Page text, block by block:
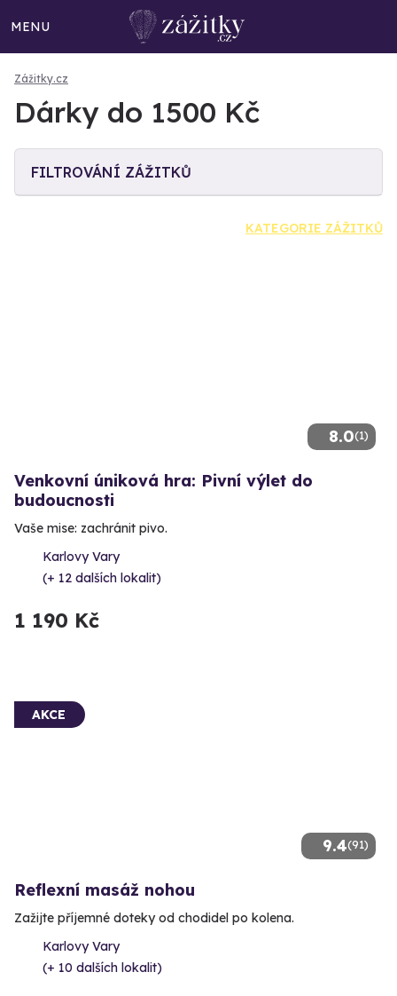
MENU
Zážitky.cz
Dárky do 1500 Kč
FILTROVÁNÍ ZÁŽITKŮ
KATEGORIE ZÁŽITKŮ
8.0(1)
Venkovní úniková hra: Pivní výlet do
budoucnosti
Vaše mise: zachránit pivo.
Karlovy Vary
(+ 12 dalších lokalit)
1 190 Kč
9.4(91)
AKCE
Reflexní masáž nohou
Zažijte příjemné doteky od chodidel po kolena.
Karlovy Vary
(+ 10 dalších lokalit)